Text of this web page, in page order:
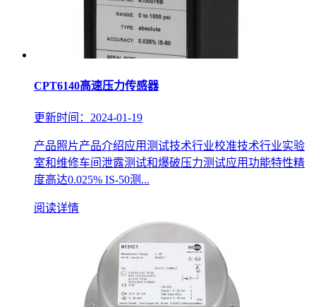
CPT6140高速压力传感器
更新时间：2024-01-19
产品照片产品介绍应用测试技术行业校准技术行业实验
室和维修车间泄露测试和爆破压力测试应用功能特性精
度高达0.025% IS-50测...
阅读详情